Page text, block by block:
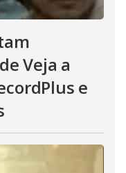
Veja a
e